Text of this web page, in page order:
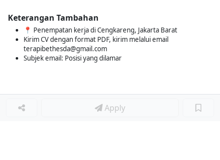
Keterangan Tambahan
📍 Penempatan kerja di Cengkareng, Jakarta Barat
Kirim CV dengan format PDF, kirim melalui email
terapibethesda@gmail.com
Subjek email: Posisi yang dilamar
Apply